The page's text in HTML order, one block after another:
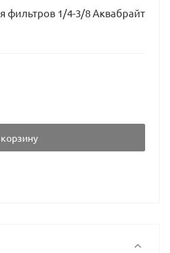
фильтров 1/4-3/8 Аквабрайт